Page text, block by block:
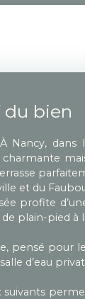
du bien
Nancy,
et du
profite
plain-pied à
pensé pour
d’eau
suivants